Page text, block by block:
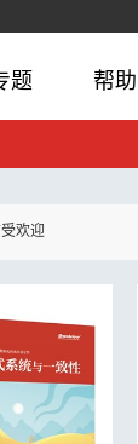
题 帮助
欢迎